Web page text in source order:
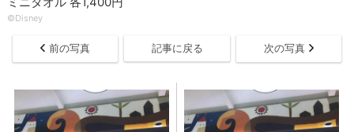
©Disney
前の写真 記事に戻る 次の写真